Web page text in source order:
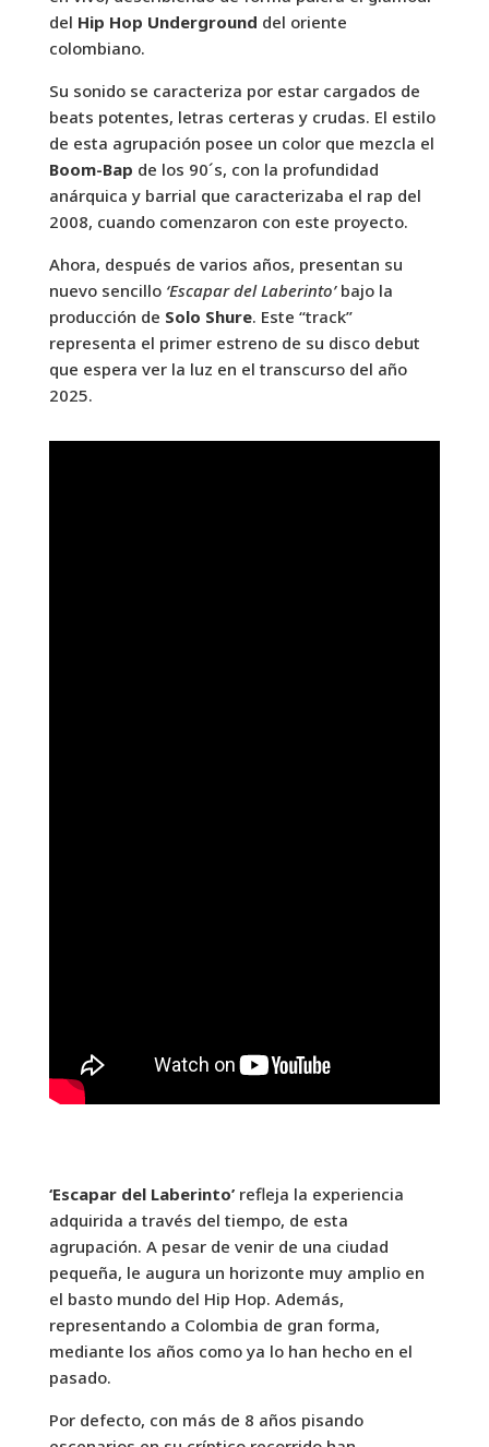
del Hip Hop Underground del oriente
colombiano.
Su sonido se caracteriza por estar cargados de
beats potentes, letras certeras y crudas. El estilo
de esta agrupación posee un color que mezcla el
Boom-Bap de los 90´s, con la profundidad
anárquica y barrial que caracterizaba el rap del
2008, cuando comenzaron con este proyecto.
Ahora, después de varios años, presentan su
nuevo sencillo ‘Escapar del Laberinto’bajo la
producción de Solo Shure. Este “track”
representa el primer estreno de su disco debut
que espera ver la luz en el transcurso del año
2025.
‘Escapar del Laberinto’refleja la experiencia
adquirida a través del tiempo, de esta
agrupación. A pesar de venir de una ciudad
pequeña, le augura un horizonte muy amplio en
el basto mundo del Hip Hop. Además,
representando a Colombia de gran forma,
mediante los años como ya lo han hecho en el
pasado.
Por defecto, con más de 8 años pisando